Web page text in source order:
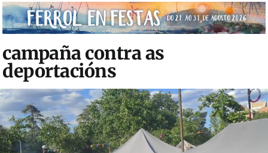
campaña contra as
deportacións